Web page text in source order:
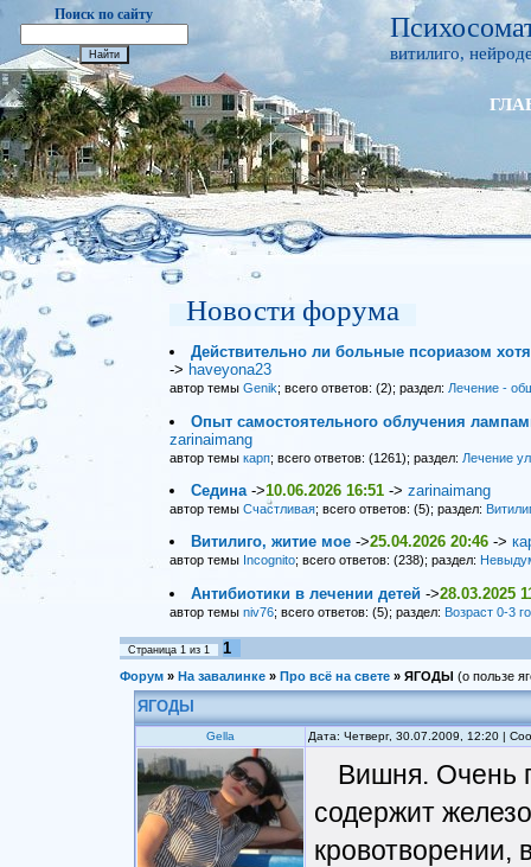
Поиск по сайту
витилиго,
Новости форума
Действительно ли больные псориазом
-> haveyona23
автор темы Genik; всего ответов: (2); раздел: Лечение -
Опыт самостоятельного облучения
zarinaimang
автор темы карп; всего ответов: (1261); раздел: Лечение
Седина ->10.06.2026 16:51 ->zarinaimang
автор темы Счастливая; всего ответов: (5); раздел:
Витилиго, житие мое ->25.04.2026 20:46 ->
автор темы Incognito; всего ответов: (238); раздел:
Антибиотики в лечении детей ->28.03.2025
автор темы niv76; всего ответов: (5); раздел: Возраст 0-3
Страница 1 из 1 1
Форум » На завалинке » Про всё на свете » ЯГОДЫ (о пользе
ЯГОДЫ
Gella Дата: Четверг, 30.07.2009, 12:20 |
Вишня. Очень
содержит
кровотворении,